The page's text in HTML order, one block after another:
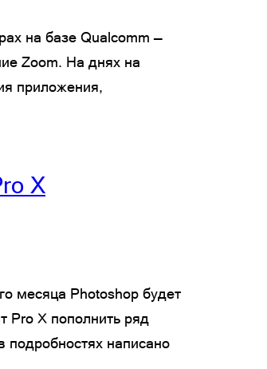
на базе Qualcomm —
Zoom. На днях на
приложения,
X
месяца Photoshop будет
Pro X пополнить ряд
подробностях написано